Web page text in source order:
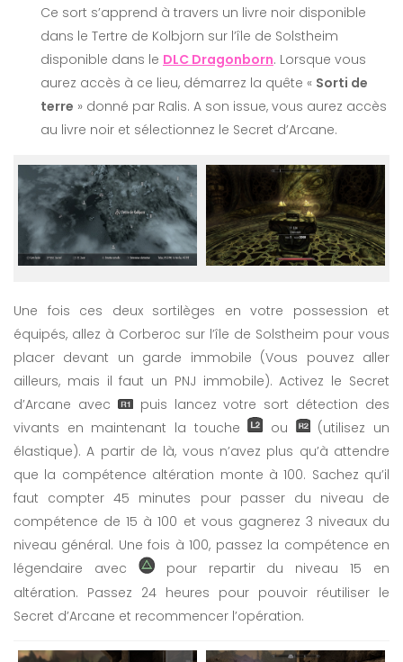
Ce sort s’apprend à travers un livre noir disponible
dans le Tertre de Kolbjorn sur l’île de Solstheim
disponible dans le DLC Dragonborn. Lorsque vous
aurez accès à ce lieu, démarrez la quête « Sorti de
terre » donné par Ralis. A son issue, vous aurez accès
au livre noir et sélectionnez le Secret d’Arcane.
Une fois ces deux sortilèges en votre possession et
équipés, allez à Corberoc sur l’île de Solstheim pour vous
placer devant un garde immobile (Vous pouvez aller
ailleurs, mais il faut un PNJ immobile). Activez le Secret
d’Arcane avec
puis lancez votre sort détection des
vivants en maintenant la touche
ou
(utilisez un
élastique). A partir de là, vous n’avez plus qu’à attendre
que la compétence altération monte à 100. Sachez qu’il
faut compter 45 minutes pour passer du niveau de
compétence de 15 à 100 et vous gagnerez 3 niveaux du
niveau général. Une fois à 100, passez la compétence en
légendaire avec
pour repartir du niveau 15 en
altération. Passez 24 heures pour pouvoir réutiliser le
Secret d’Arcane et recommencer l’opération.